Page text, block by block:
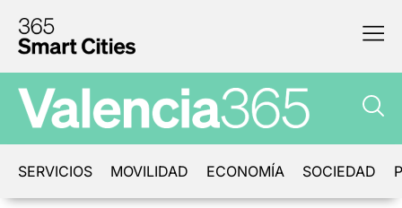
SERVICIOS MOVILIDAD ECONOMÍA SOCIEDAD